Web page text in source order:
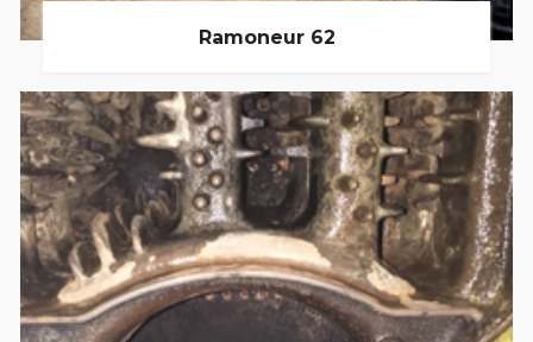
Ramoneur 62